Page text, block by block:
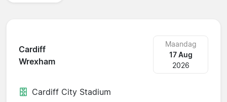
Cardiff
Wrexham
Maandag
17 Aug
2026
Cardiff City Stadium